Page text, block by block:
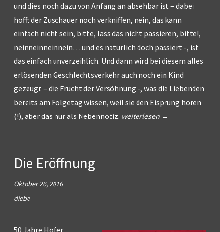
und dies noch dazu von Anfang an absehbar ist – dabei
hofft der Zuschauer noch verkniffen, nein, das kann
einfach nicht sein, bitte, lass das nicht passieren, bitte!,
neinneinneinnein… und es natürlich doch passiert -, ist
das einfach unverzeihlich. Und dann wird bei diesem alles
erlösenden Geschlechtsverkehr auch noch ein Kind
gezeugt – die Frucht der Versöhnung -, was die Liebenden
bereits am Folgetag wissen, weil sie den Eisprung hören
(!), aber das nur als Nebennotiz. „Chris
weiterlesen →
Die Eröffnung
Oktober 26, 2016
diebe
50 Jahre Hofer